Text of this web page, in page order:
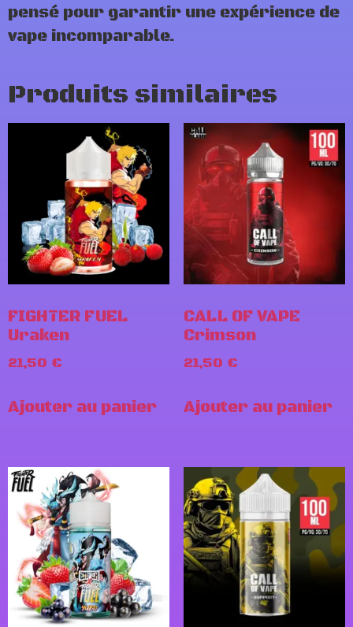
pensé pour garantir une expérience de
vape incomparable.
Produits similaires
FIGHTER FUEL
Uraken
21,50 €
Ajouter au panier
CALL OF VAPE
Crimson
21,50 €
Ajouter au panier